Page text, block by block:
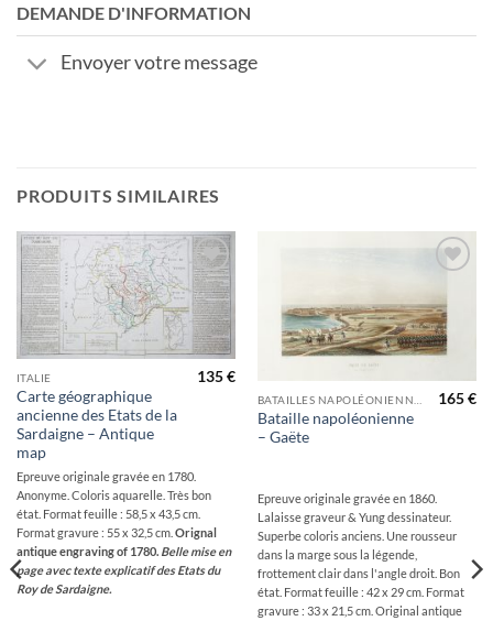
DEMANDE D'INFORMATION
Envoyer votre message
PRODUITS SIMILAIRES
Ajouter
à la
wishlist
ITALIE
Carte géographique
ancienne des Etats de la
Sardaigne – Antique
map
135€
Epreuve originale gravée en 1780.
Anonyme. Coloris aquarelle. Très bon
état. Format feuille : 58,5 x 43,5 cm.
Format gravure : 55 x 32,5 cm. Orignal
antique engraving of 1780. Belle mise en
page avec texte explicatif des Etats du
Roy de Sardaigne.
à la
wishlist
Bataille napoléonienne
– Gaëte
165€
Epreuve originale gravée en 1860.
Lalaisse graveur & Yung dessinateur.
Superbe coloris anciens. Une rousseur
dans la marge sous la légende,
frottement clair dans l'angle droit. Bon
état. Format feuille : 42 x 29 cm. Format
gravure : 33 x 21,5 cm. Original antique